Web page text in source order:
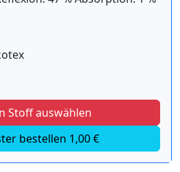
Stoff auswählen
bestellen 1,00 €